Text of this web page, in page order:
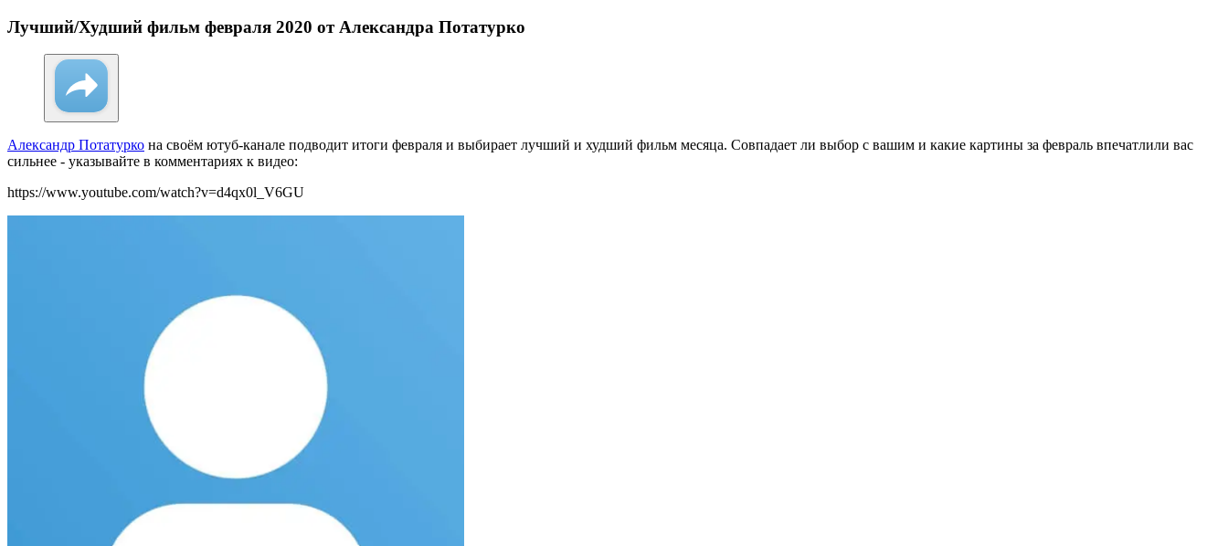
Лучший/Худший фильм февраля 2020 от Александра Потатурко
Александр Потатурко на своём ютуб-канале подводит итоги февраля и выбирает лучший и худший фильм месяца. Совпадает ли выбор с вашим и какие картины за февраль впечатлили вас
сильнее - указывайте в комментариях к видео:
https://www.youtube.com/watch?v=d4qx0l_V6GU